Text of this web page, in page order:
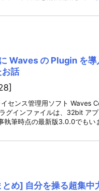
Waves の Plugin を導
お話
センス管理用ソフト Waves
グインファイルは、32bit ア
執筆時点の最新版3.0.0でもい
め] 自分を操る超集中